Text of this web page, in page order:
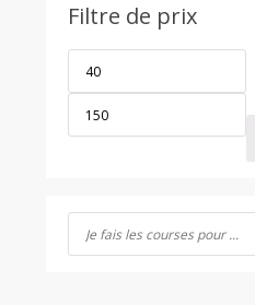
Filtre de prix